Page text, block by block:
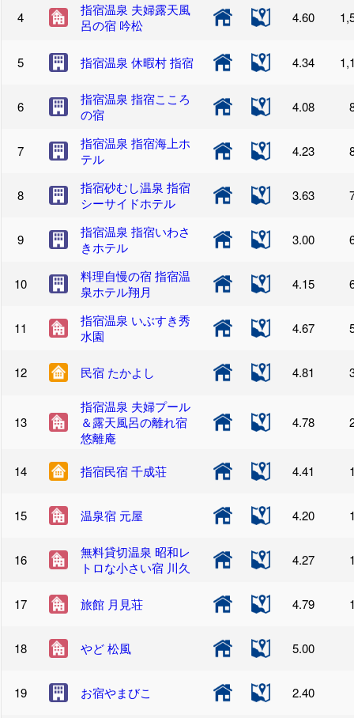
指宿温泉 夫婦露天風
呂の宿 吟松
4.60
指宿温泉 休暇村 指宿 4.34
指宿温泉 指宿こころ
の宿
4.08
指宿温泉 指宿海上ホ
テル
4.23
指宿砂むし温泉 指宿
シーサイドホテル
3.63
指宿温泉 指宿いわさ
きホテル
3.00
料理自慢の宿 指宿温
泉ホテル翔月
4.15
指宿温泉 いぶすき秀
水園
4.67
民宿 たかよし 4.81
指宿温泉 夫婦プール
＆露天風呂の離れ宿
悠離庵
4.78
指宿民宿 千成荘 4.41
温泉宿 元屋 4.20
無料貸切温泉 昭和レ
トロな小さい宿 川久
4.27
旅館 月見荘 4.79
やど 松風 5.00
お宿やまびこ 2.40